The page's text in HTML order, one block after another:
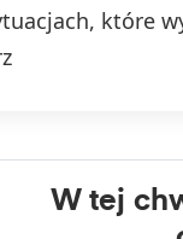
które
W tej